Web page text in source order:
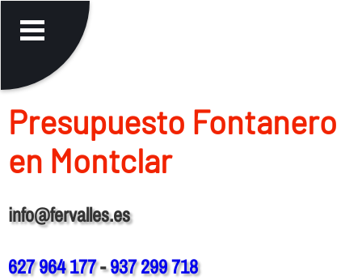
Presupuesto Fontanero
en Montclar
info@fervalles.es
627 964 177-937 299 718